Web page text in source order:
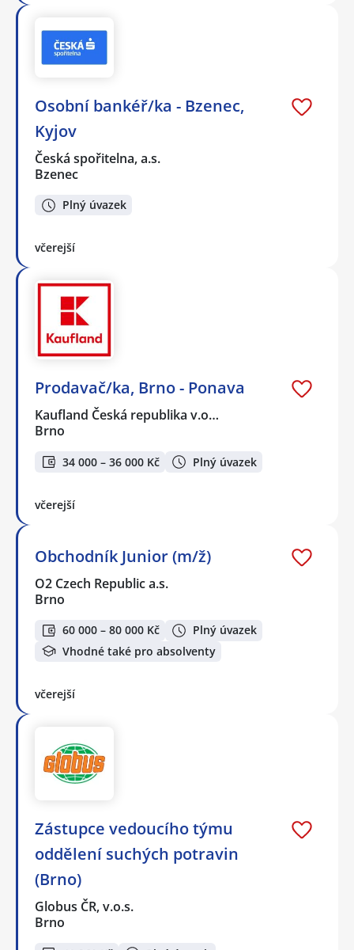
Osobní bankéř/ka - Bzenec,
Kyjov
Česká spořitelna, a.s.
Bzenec
Plný úvazek
včerejší
Prodavač/ka, Brno - Ponava
Kaufland Česká republika v.o…
Brno
34 000 – 36 000 Kč Plný úvazek
včerejší
Obchodník Junior (m/ž)
O2 Czech Republic a.s.
Brno
60 000 – 80 000 Kč
Plný úvazek
Vhodné také pro absolventy
včerejší
Zástupce vedoucího týmu
oddělení suchých potravin
(Brno)
Globus ČR, v.o.s.
Brno